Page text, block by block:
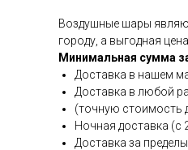
Воздушные шары
городу, а выгодная
Минимальная сумма
Доставка в нашем
Доставка в любой
(точную стоимость
Ночная доставка (с
Доставка за